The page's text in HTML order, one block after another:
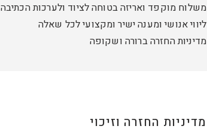
משלוח מוקפד ואריזה בטוחה לציוד ולערכות הכתיבה
ליווי אנושי ומענה ישיר ומקצועי לכל שאלה
מדיניות החזרה ברורה ושקופה
מדיניות החזרה וזיכוי